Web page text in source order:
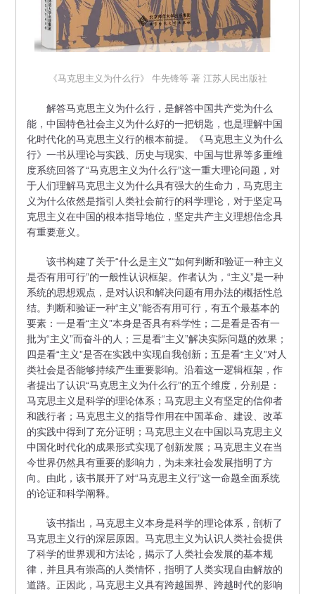
《马克思主义为什么行》 牛先锋等 著 江苏人民出版社
解答马克思主义为什么行，是解答中国共产党为什么
能，中国特色社会主义为什么好的一把钥匙，也是理解中国
化时代化的马克思主义行的根本前提。《马克思主义为什么
行》一书从理论与实践、历史与现实、中国与世界等多重维
度系统回答了“马克思主义为什么行”这一重大理论问题，对
于人们理解马克思主义为什么具有强大的生命力，马克思主
义为什么依然是指引人类社会前行的科学理论，对于坚定马
克思主义在中国的根本指导地位，坚定共产主义理想信念具
有重要意义。
该书构建了关于“什么是主义”“如何判断和验证一种主义
是否有用可行”的一般性认识框架。作者认为，“主义”是一种
系统的思想观点，是对认识和解决问题有用办法的概括性总
结。判断和验证一种“主义”能否有用可行，有五个最基本的
要素：一是看“主义”本身是否具有科学性；二是看是否有一
批为“主义”而奋斗的人；三是看“主义”解决实际问题的效果；
四是看“主义”是否在实践中实现自我创新；五是看“主义”对人
类社会是否能够持续产生重要影响。沿着这一逻辑框架，作
者提出了认识“马克思主义为什么行”的五个维度，分别是：
马克思主义是科学的理论体系；马克思主义有坚定的信仰者
和践行者；马克思主义的指导作用在中国革命、建设、改革
的实践中得到了充分证明；马克思主义在中国以马克思主义
中国化时代化的成果形式实现了创新发展；马克思主义在当
今世界仍然具有重要的影响力，为未来社会发展指明了方
向。由此，该书展开了对“马克思主义行”这一命题全面系统
的论证和科学阐释。
该书指出，马克思主义本身是科学的理论体系，剖析了
马克思主义行的深层原因。马克思主义为认识人类社会提供
了科学的世界观和方法论，揭示了人类社会发展的基本规
律，并且具有崇高的人类情怀，指明了人类实现自由解放的
道路。正因此，马克思主义具有跨越国界、跨越时代的影响